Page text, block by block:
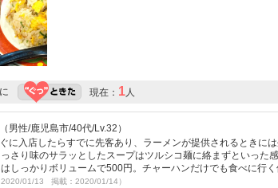
現在： 1人
男性/鹿児島市/40代/Lv.32）
に入店したらすでに先客あり、ラーメンが提供されるときに
さり味のサラッとしたスープはツルシコ麺に絡まずといった
しっかりボリュームで500円。チャーハンだけでも食べに行
:2020/01/13 掲載：2020/01/14）